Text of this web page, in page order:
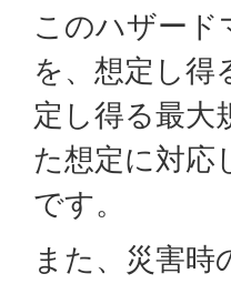
このハザー
を、想定し得
定し得る最大
た想定に対応
です。
また、災害